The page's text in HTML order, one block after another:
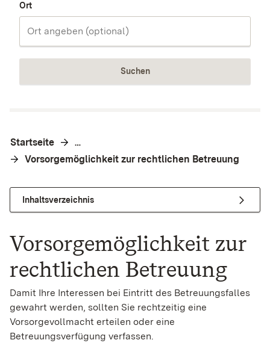
Ort
Suchen
Startseite …
Vorsorgemöglichkeit zur rechtlichen Betreuung
Inhaltsverzeichnis
Vorsorgemöglichkeit zur
rechtlichen Betreuung
Damit Ihre Interessen bei Eintritt des Betreuungsfalles
gewahrt werden, sollten Sie rechtzeitig eine
Vorsorgevollmacht erteilen oder eine
Betreuungsverfügung verfassen.